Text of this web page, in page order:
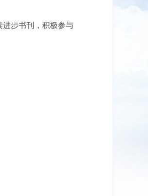
进步书刊，积极参与